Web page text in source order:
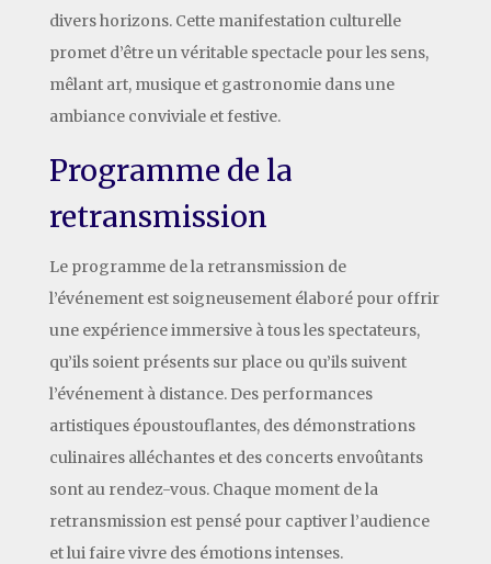
divers horizons. Cette manifestation culturelle
promet d’être un véritable spectacle pour les sens,
mêlant art, musique et gastronomie dans une
ambiance conviviale et festive.
Programme de la
retransmission
Le programme de la retransmission de
l’événement est soigneusement élaboré pour offrir
une expérience immersive à tous les spectateurs,
qu’ils soient présents sur place ou qu’ils suivent
l’événement à distance. Des performances
artistiques époustouflantes, des démonstrations
culinaires alléchantes et des concerts envoûtants
sont au rendez-vous. Chaque moment de la
retransmission est pensé pour captiver l’audience
et lui faire vivre des émotions intenses.